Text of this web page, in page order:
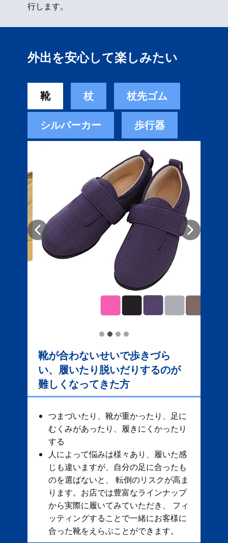
行します。
外出を安心して楽しみたい
靴 杖 杖先ゴム
シルバーカー 歩行器
靴が合わないせいで歩きづら
い、履いたり脱いだりするのが
難しくなってきた方
つまづいたり、靴が重かったり、足に
むくみがあったり、履きにくかったり
する
人によって悩みは様々あり、履いた感
じも違いますが、自分の足に合ったも
のを選ばないと、 転倒のリスクが高ま
ります。お店では豊富なラインナップ
から実際に履いてみていただき、 フィ
ッティングすることで一緒にお客様に
合った靴をえらぶことができます。